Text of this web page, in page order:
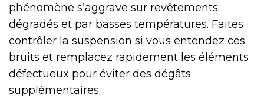
phénomène s’aggrave sur revêtements
dégradés et par basses températures. Faites
contrôler la suspension si vous entendez ces
bruits et remplacez rapidement les éléments
défectueux pour éviter des dégâts
supplémentaires.